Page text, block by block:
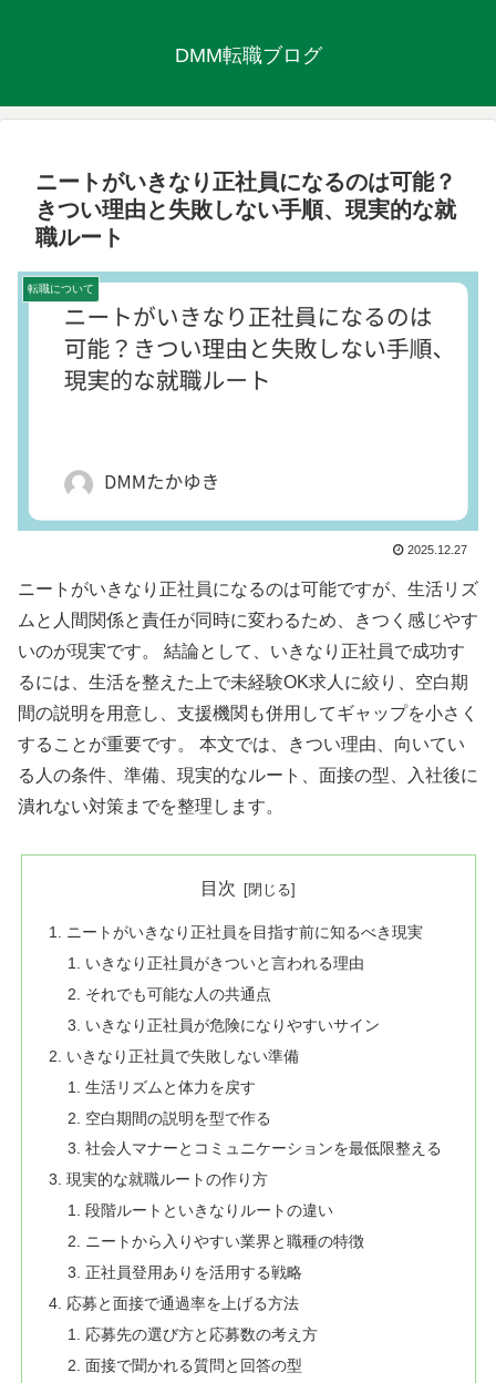
DMM転職ブログ
ニートがいきなり正社員になるのは可能？
きつい理由と失敗しない手順、現実的な就
職ルート
転職について
2025.12.27
ニートがいきなり正社員になるのは可能ですが、生活リズ
ムと人間関係と責任が同時に変わるため、きつく感じやす
いのが現実です。 結論として、いきなり正社員で成功す
るには、生活を整えた上で未経験OK求人に絞り、空白期
間の説明を用意し、支援機関も併用してギャップを小さく
することが重要です。 本文では、きつい理由、向いてい
る人の条件、準備、現実的なルート、面接の型、入社後に
潰れない対策までを整理します。
目次
ニートがいきなり正社員を目指す前に知るべき現実
いきなり正社員がきついと言われる理由
それでも可能な人の共通点
いきなり正社員が危険になりやすいサイン
いきなり正社員で失敗しない準備
生活リズムと体力を戻す
空白期間の説明を型で作る
社会人マナーとコミュニケーションを最低限整える
現実的な就職ルートの作り方
段階ルートといきなりルートの違い
ニートから入りやすい業界と職種の特徴
正社員登用ありを活用する戦略
応募と面接で通過率を上げる方法
応募先の選び方と応募数の考え方
面接で聞かれる質問と回答の型